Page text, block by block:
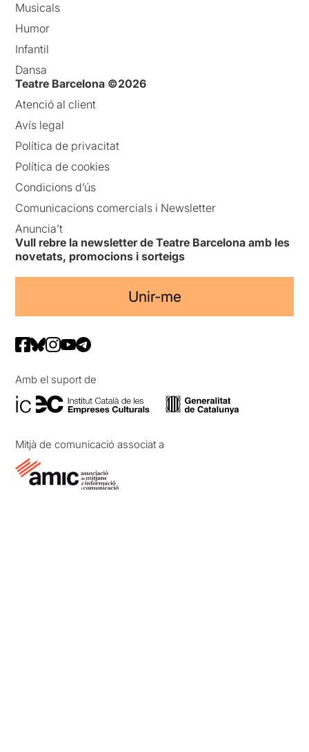
Musicals
Humor
Infantil
Dansa
Teatre Barcelona ©2026
Atenció al client
Avís legal
Política de privacitat
Política de cookies
Condicions d’ús
Comunicacions comercials i Newsletter
Anuncia’t
Vull rebre la newsletter de Teatre Barcelona amb les
novetats, promocions i sorteigs
Unir-me
Amb el suport de
Mitjà de comunicació associat a